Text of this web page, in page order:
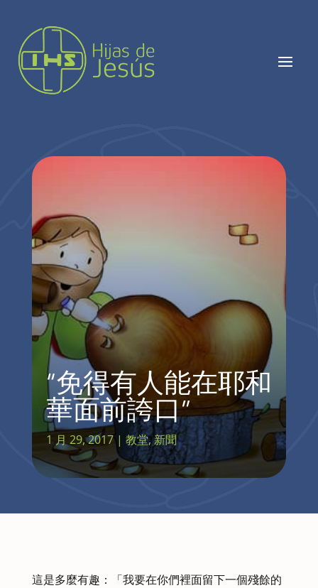
“免得有人能在耶和
華面前誇口”
1 月 29, 2017| 教堂,新聞
這是多麼有趣：「我要在你們裡面留下一個殘餘的